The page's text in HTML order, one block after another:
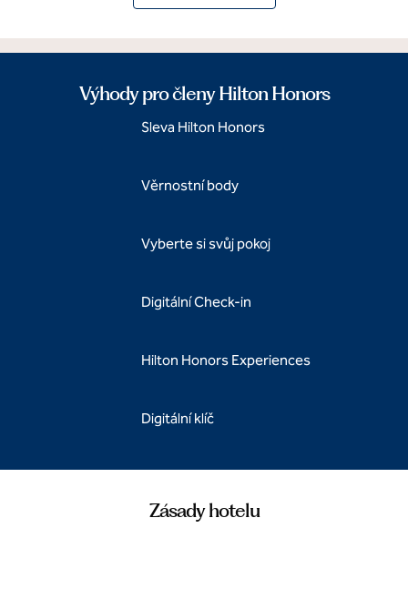
Výhody pro členy Hilton Honors
Sleva Hilton Honors
Věrnostní body
Vyberte si svůj pokoj
Digitální Check-in
Hilton Honors Experiences
Digitální klíč
Zásady hotelu